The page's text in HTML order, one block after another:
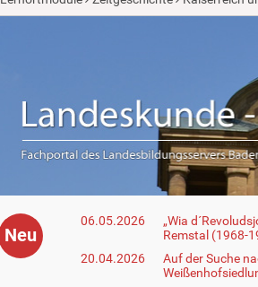
Neu
06.05.2026
„Wia
Remstal (1968-
20.04.2026
Auf der Suche